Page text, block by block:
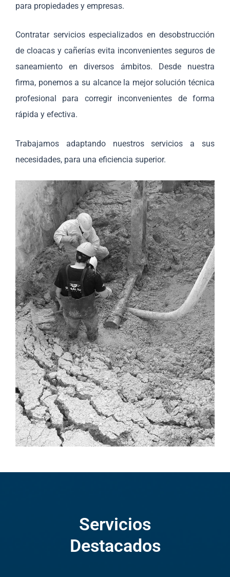
para propiedades y empresas.
Contratar servicios especializados en desobstrucción
de cloacas y cañerías evita inconvenientes seguros de
saneamiento en diversos ámbitos. Desde nuestra
firma, ponemos a su alcance la mejor solución técnica
profesional para corregir inconvenientes de forma
rápida y efectiva.
Trabajamos adaptando nuestros servicios a sus
necesidades, para una eficiencia superior.
Servicios
Destacados